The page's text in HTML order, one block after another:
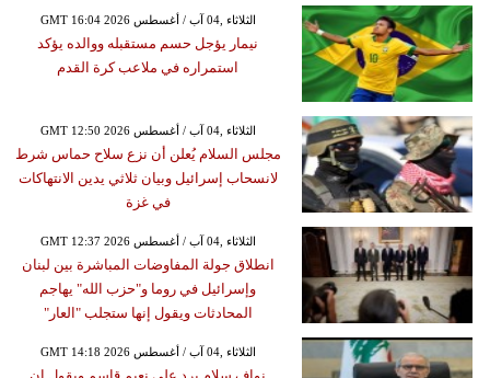
GMT 16:04 2026 الثلاثاء ,04 آب / أغسطس
نيمار يؤجل حسم مستقبله ووالده يؤكد
استمراره في ملاعب كرة القدم
GMT 12:50 2026 الثلاثاء ,04 آب / أغسطس
مجلس السلام يُعلن أن نزع سلاح حماس شرط
لانسحاب إسرائيل وبيان ثلاثي يدين الانتهاكات
في غزة
GMT 12:37 2026 الثلاثاء ,04 آب / أغسطس
انطلاق جولة المفاوضات المباشرة بين لبنان
وإسرائيل في روما و"حزب الله" يهاجم
المحادثات ويقول إنها ستجلب "العار"
GMT 14:18 2026 الثلاثاء ,04 آب / أغسطس